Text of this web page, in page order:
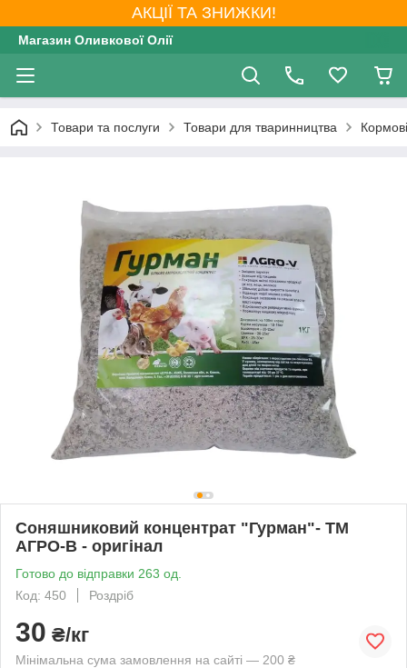
АКЦІЇ ТА ЗНИЖКИ!
Магазин Оливкової Олії
Товари та послуги Товари для тваринництва
Соняшниковий концентрат "Гурман"- ТМ
АГРО-В - оригінал
Готово до відправки 263 од.
Код: 450
Роздріб
30 ₴/кг
Мінімальна сума замовлення на сайті — 200 ₴